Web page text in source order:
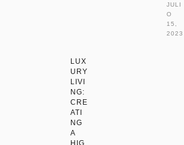
JULI
O
15,
2023
LUX
URY
LIVI
NG:
CRE
ATI
NG
A
HIG